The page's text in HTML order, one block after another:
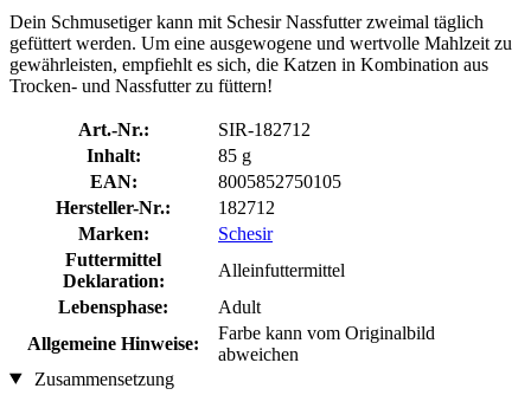
Dein Schmusetiger kann mit Schesir Nassfutter zweimal täglich
gefüttert werden. Um eine ausgewogene und wertvolle Mahlzeit zu
gewährleisten, empfiehlt es sich, die Katzen in Kombination aus
Trocken- und Nassfutter zu füttern!
Art.-Nr.:
SIR-182712
Inhalt:
85 g
EAN:
8005852750105
Hersteller-Nr.:
182712
Marken:
Schesir
Futtermittel
Deklaration:
Alleinfuttermittel
Lebensphase:
Adult
Allgemeine Hinweise:
Farbe kann vom Originalbild
abweichen
Zusammensetzung